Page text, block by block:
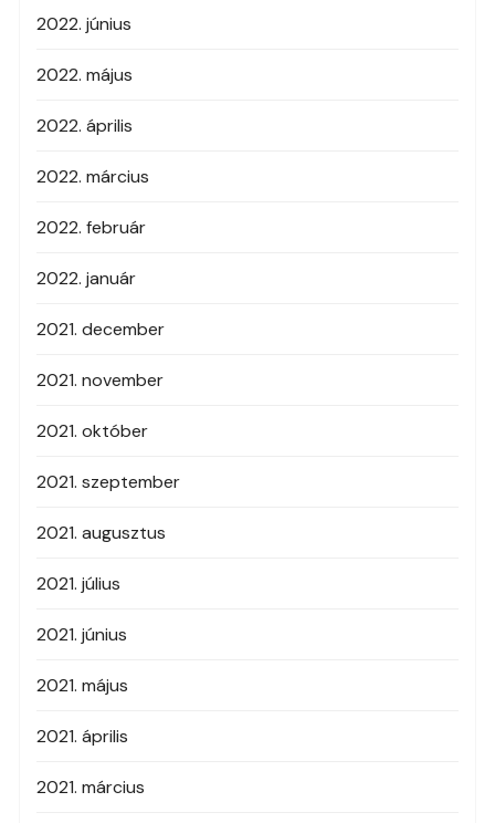
2022. június
2022. május
2022. április
2022. március
2022. február
2022. január
2021. december
2021. november
2021. október
2021. szeptember
2021. augusztus
2021. július
2021. június
2021. május
2021. április
2021. március